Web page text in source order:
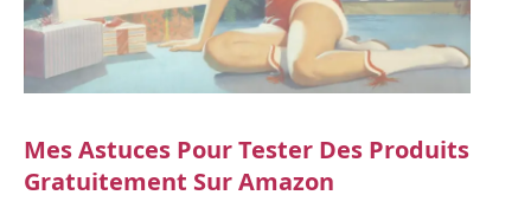
Mes Astuces Pour Tester Des Produits
Gratuitement Sur Amazon